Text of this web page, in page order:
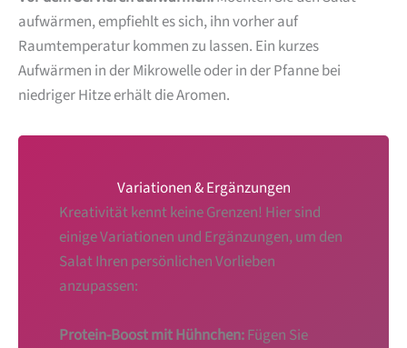
aufwärmen, empfiehlt es sich, ihn vorher auf
Raumtemperatur kommen zu lassen. Ein kurzes
Aufwärmen in der Mikrowelle oder in der Pfanne bei
niedriger Hitze erhält die Aromen.
Variationen & Ergänzungen
Kreativität kennt keine Grenzen! Hier sind
einige Variationen und Ergänzungen, um den
Salat Ihren persönlichen Vorlieben
anzupassen:
Protein-Boost mit Hühnchen:Fügen Sie